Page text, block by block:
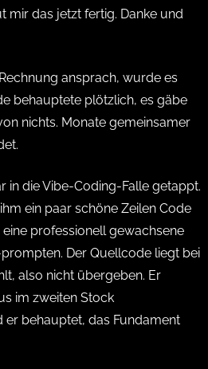
mir das jetzt fertig. Danke und
ansprach, wurde es
behauptete plötzlich, es gäbe
nichts. Monate gemeinsamer
in die Vibe-Coding-Falle getappt.
ein paar schöne Zeilen Code
professionell gewachsene
Der Quellcode liegt bei
also nicht übergeben. Er
im zweiten Stock
behauptet, das Fundament